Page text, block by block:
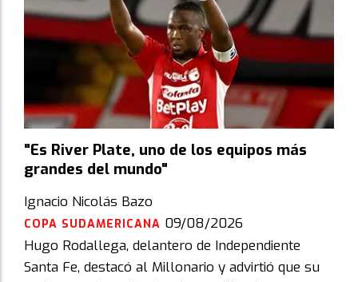
"Es River Plate, uno de los equipos más
grandes del mundo"
Ignacio Nicolás Bazo
COPA SUDAMERICANA 09/08/2026
Hugo Rodallega, delantero de Independiente
Santa Fe, destacó al Millonario y advirtió que su